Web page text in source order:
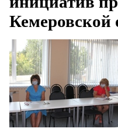
Кемеровской